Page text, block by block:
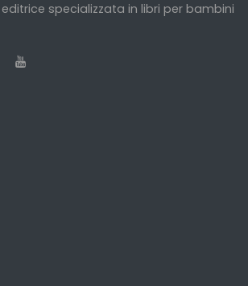
specializzata in libri per bambini